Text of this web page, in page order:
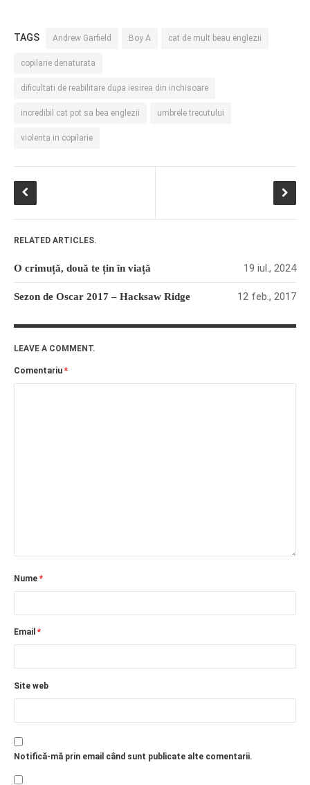
TAGS Andrew Garfield Boy A cat de mult beau englezii
copilarie denaturata
dificultati de reabilitare dupa iesirea din inchisoare
incredibil cat pot sa bea englezii umbrele trecutului
violenta in copilarie
RELATED ARTICLES.
O crimuță, două te țin în viață 19 iul., 2024
Sezon de Oscar 2017 – Hacksaw Ridge 12 feb., 2017
LEAVE A COMMENT.
Comentariu *
Nume *
Email *
Site web
Notifică-mă prin email când sunt publicate alte comentarii.